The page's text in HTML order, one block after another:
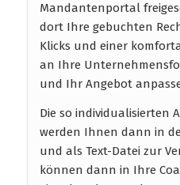
Mandantenportal
dort Ihre gebuchten
Klicks und einer
an Ihre
und Ihr Angebot
Die so individualisierten
werden Ihnen dann in
und als Text-Datei zur
können dann in Ihre